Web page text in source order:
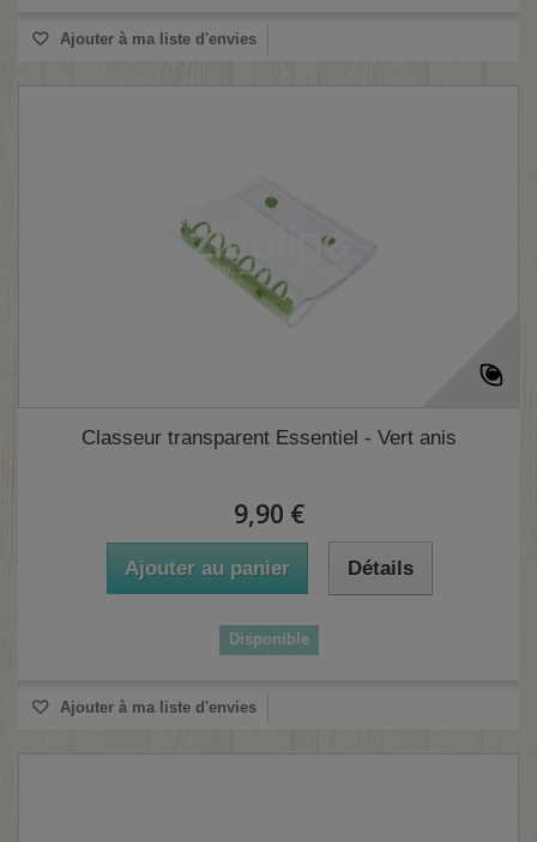
Ajouter à ma liste d'envies
Classeur transparent Essentiel - Vert anis
9,90 €
Ajouter au panier Détails
Disponible
Ajouter à ma liste d'envies